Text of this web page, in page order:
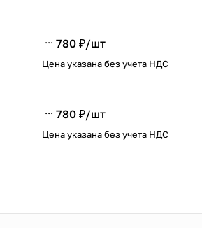
780 ₽/шт
Цена указана без учета НДС
780 ₽/шт
Цена указана без учета НДС